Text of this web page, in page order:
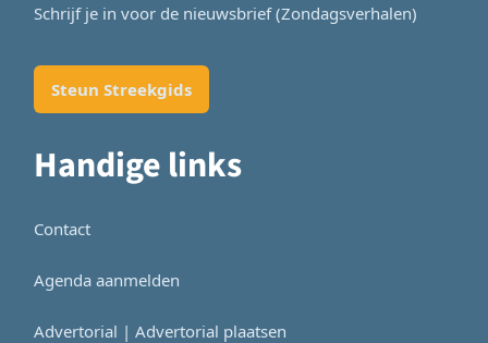
Schrijf je in voor de nieuwsbrief (Zondagsverhalen)
Steun Streekgids
Handige links
Contact
Agenda aanmelden
Advertorial | Advertorial plaatsen